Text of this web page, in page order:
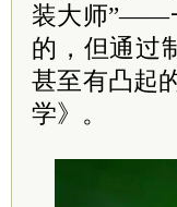
装大师”——
的，但通过
甚至有凸起
学》。